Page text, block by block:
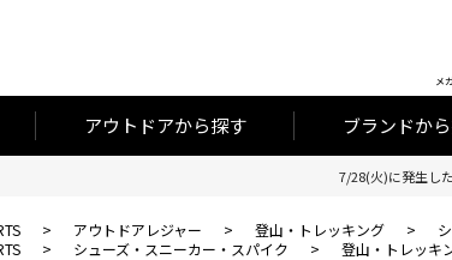
メ
アウトドアから探す ブランドか
7/28(火)に発生し
> アウトドアレジャー > 登山・トレッキング >
> シューズ・スニーカー・スパイク > 登山・トレッキ